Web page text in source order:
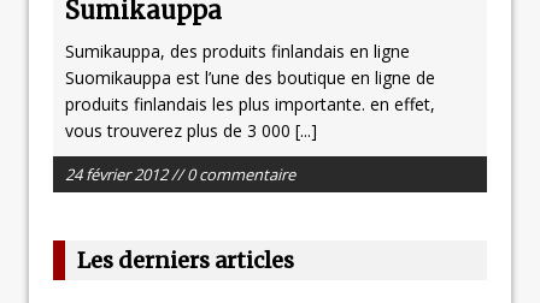
Sumikauppa
Sumikauppa, des produits finlandais en ligne
Suomikauppa est l’une des boutique en ligne de
produits finlandais les plus importante. en effet,
vous trouverez plus de 3 000 [...]
24 février 2012 // 0 commentaire
Les derniers articles